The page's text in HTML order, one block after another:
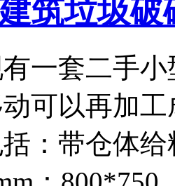
筑垃圾破
一套二手
可以再加
：带仓体